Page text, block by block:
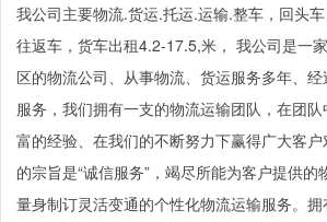
我公司主要物流.货运.托运.运输.整车，回头车
往返车，货车出租4.2-17.5,米， 我公司是一
区的物流公司、从事物流、货运服务多年、
服务，我们拥有一支的物流运输团队，在团
富的经验、在我们的不断努力下赢得广大客
的宗旨是“诚信服务”，竭尽所能为客户提供的
量身制订灵活变通的个性化物流运输服务。